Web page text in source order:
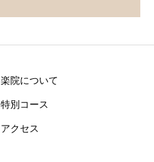
楽院について
特別コース
アクセス